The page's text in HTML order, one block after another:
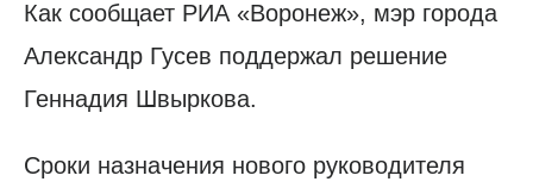
Как сообщает РИА «Воронеж», мэр города
Александр Гусев поддержал решение
Геннадия Швыркова.
Сроки назначения нового руководителя